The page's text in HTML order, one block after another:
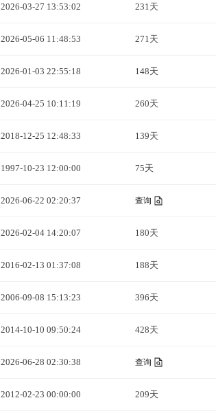
2026-03-27 13:53:02 231天
2026-05-06 11:48:53 271天
2026-01-03 22:55:18 148天
2026-04-25 10:11:19 260天
2018-12-25 12:48:33 139天
1997-10-23 12:00:00 75天
2026-06-22 02:20:37 查询
2026-02-04 14:20:07 180天
2016-02-13 01:37:08 188天
2006-09-08 15:13:23 396天
2014-10-10 09:50:24 428天
2026-06-28 02:30:38 查询
2012-02-23 00:00:00 209天